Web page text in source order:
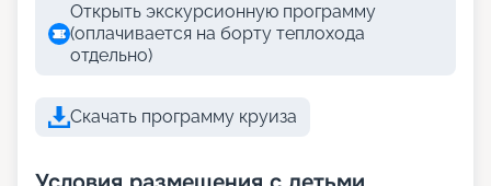
Открыть экскурсионную программу
(оплачивается на борту теплохода
отдельно)
Скачать программу круиза